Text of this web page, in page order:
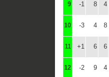
9 -1 8 4
10 -3 4 8
11 +1 6 6
12 -2 9 4